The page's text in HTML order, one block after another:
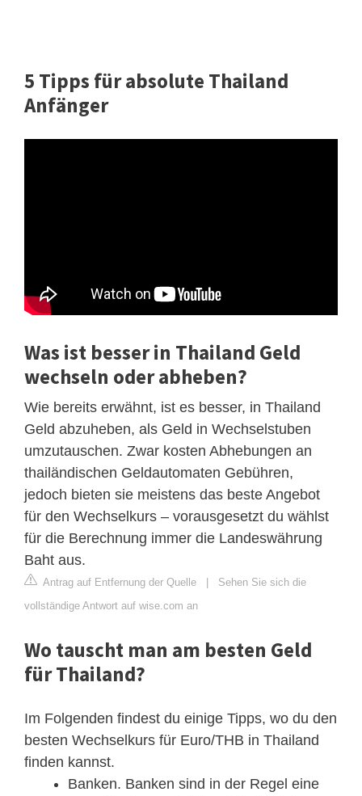
5 Tipps für absolute Thailand
Anfänger
Was ist besser in Thailand Geld
wechseln oder abheben?
Wie bereits erwähnt, ist es besser, in Thailand
Geld abzuheben, als Geld in Wechselstuben
umzutauschen. Zwar kosten Abhebungen an
thailändischen Geldautomaten Gebühren,
jedoch bieten sie meistens das beste Angebot
für den Wechselkurs – vorausgesetzt du wählst
für die Berechnung immer die Landeswährung
Baht aus.
Antrag auf Entfernung der Quelle | Sehen Sie sich die
vollständige Antwort auf wise.com an
Wo tauscht man am besten Geld
für Thailand?
Im Folgenden findest du einige Tipps, wo du den
besten Wechselkurs für Euro/THB in Thailand
finden kannst.
Banken. Banken sind in der Regel eine